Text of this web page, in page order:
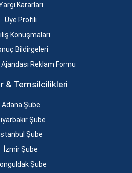
Kararları
Üye Profili
Konuşmaları
Bildirgeleri
Reklam Formu
& Temsilcilikleri
Adana Şube
Şube
İstanbul Şube
İzmir Şube
Şube